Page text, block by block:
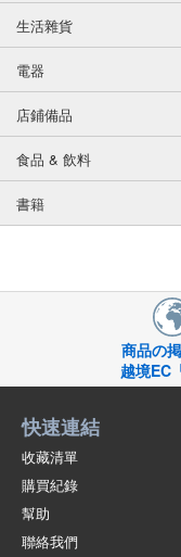
生活雜貨
電器
店鋪備品
食品 & 飲料
書籍
商品の
越境EC
快速連結
收藏清單
購買紀錄
幫助
聯絡我們